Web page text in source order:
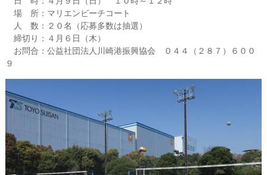
場 所：マリエンビーチコート
人 数：２０名（応募多数は抽選）
締切り：４月６日（木）
お問合：公益社団法人川崎港振興協会 ０４４（２８７）６００
９